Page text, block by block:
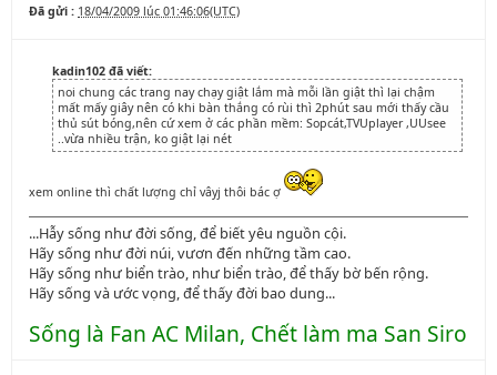
Đã gửi : 18/04/2009 lúc 01:46:06(UTC)
kadin102 đã viết:
noi chung các trang nay chạy giật lắm mà mỗi lần giật thì lại chậm
mất mấy giây nên có khi bàn thắng có rùi thì 2phút sau mới thấy cầu
thủ sút bóng,nên cứ xem ở các phần mềm: Sopcát,TVUplayer ,UUsee
..vừa nhiều trận, ko giật lại nét
xem online thì chất lượng chỉ vâyj thôi bác ợ
...Hẫy sống như đời sống, để biết yêu nguồn cội.
Hãy sống như đời núi, vươn đến những tầm cao.
Hãy sống như biển trào, như biển trào, để thấy bờ bến rộng.
Hãy sống và ước vọng, để thấy đời bao dung...
Sống là Fan AC Milan, Chết làm ma San Siro